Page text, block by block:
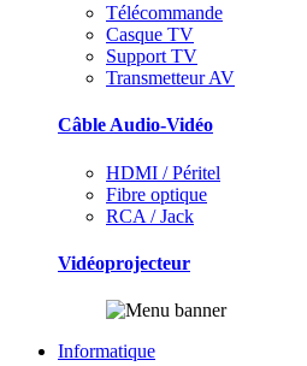
Télécommande
Casque TV
Support TV
Transmetteur AV
Câble Audio-Vidéo
HDMI / Péritel
Fibre optique
RCA / Jack
Vidéoprojecteur
Informatique